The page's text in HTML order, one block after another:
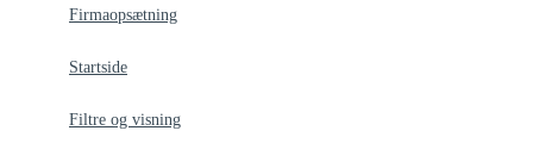
Firmaopsætning
Startside
Filtre og visning